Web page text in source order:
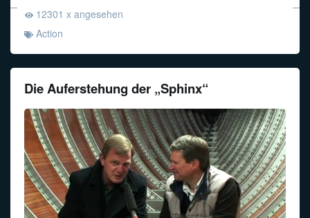
12301 x angesehen
Action
Die Auferstehung der „Sphinx“